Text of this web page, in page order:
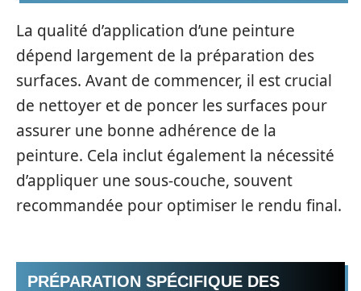
La qualité d’application d’une peinture
dépend largement de la préparation des
surfaces. Avant de commencer, il est crucial
de nettoyer et de poncer les surfaces pour
assurer une bonne adhérence de la
peinture. Cela inclut également la nécessité
d’appliquer une sous-couche, souvent
recommandée pour optimiser le rendu final.
PRÉPARATION SPÉCIFIQUE DES